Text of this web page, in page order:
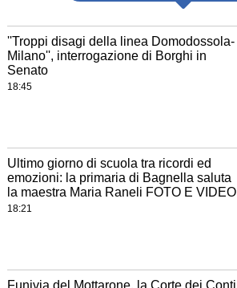
''Troppi disagi della linea Domodossola-
Milano'', interrogazione di Borghi in
Senato
18:45
Ultimo giorno di scuola tra ricordi ed
emozioni: la primaria di Bagnella saluta
la maestra Maria Raneli FOTO E VIDEO
18:21
Funivia del Mottarone, la Corte dei Conti